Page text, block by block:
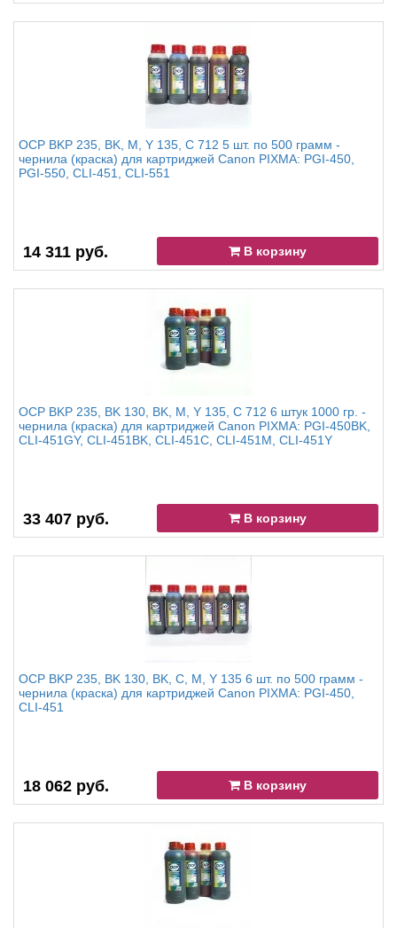
OCP BKP 235, BK, M, Y 135, C 712 5 шт. по 500 грамм -
чернила (краска) для картриджей Canon PIXMA: PGI-450,
PGI-550, CLI-451, CLI-551
14 311 руб. В корзину
OCP BKP 235, BK 130, BK, M, Y 135, C 712 6 штук 1000 гр. -
чернила (краска) для картриджей Canon PIXMA: PGI-450BK,
CLI-451GY, CLI-451BK, CLI-451C, CLI-451M, CLI-451Y
33 407 руб. В корзину
OCP BKP 235, BK 130, BK, C, M, Y 135 6 шт. по 500 грамм -
чернила (краска) для картриджей Canon PIXMA: PGI-450,
CLI-451
18 062 руб. В корзину